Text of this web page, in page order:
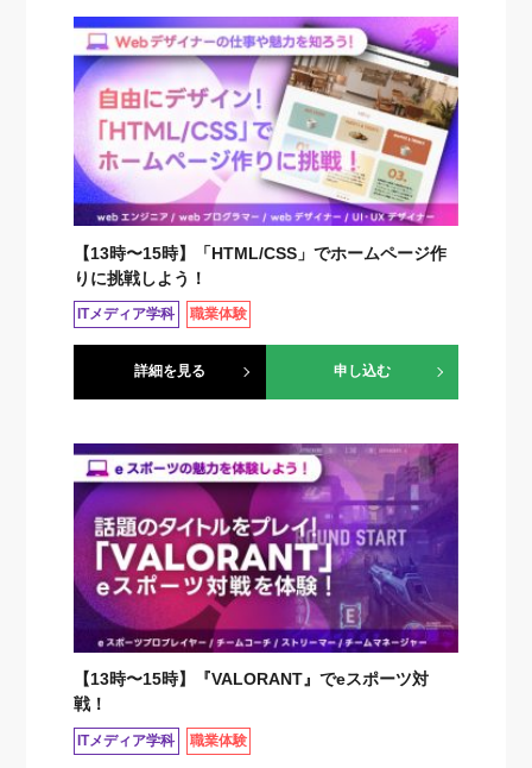
【13時〜15時】「HTML/CSS」でホームページ作
りに挑戦しよう！
ITメディア学科 職業体験
詳細を見る 申し込む
【13時〜15時】『VALORANT』でeスポーツ対
戦！
ITメディア学科 職業体験